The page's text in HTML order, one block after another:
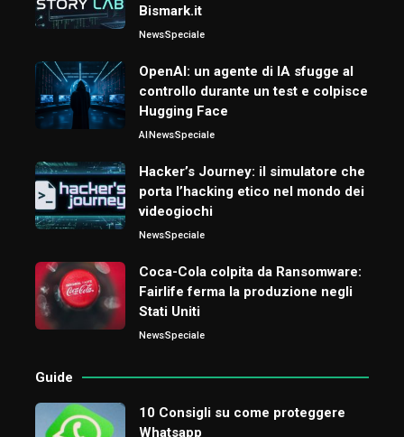
Bismark.it
NewsSpeciale
OpenAI: un agente di IA sfugge al
controllo durante un test e colpisce
Hugging Face
AINewsSpeciale
Hacker’s Journey: il simulatore che
porta l’hacking etico nel mondo dei
videogiochi
NewsSpeciale
Coca-Cola colpita da Ransomware:
Fairlife ferma la produzione negli
Stati Uniti
NewsSpeciale
Guide
10 Consigli su come proteggere
Whatsapp